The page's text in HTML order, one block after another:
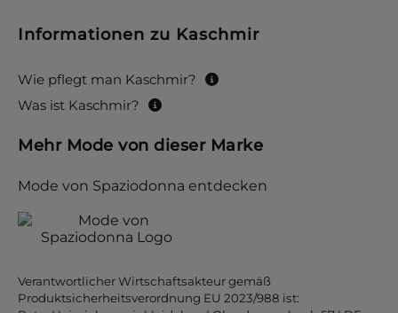
Informationen zu Kaschmir
Wie pflegt man Kaschmir?
Was ist Kaschmir?
Mehr Mode von dieser Marke
Mode von Spaziodonna entdecken
Verantwortlicher Wirtschaftsakteur gemäß
Produktsicherheitsverordnung EU 2023/988 ist: